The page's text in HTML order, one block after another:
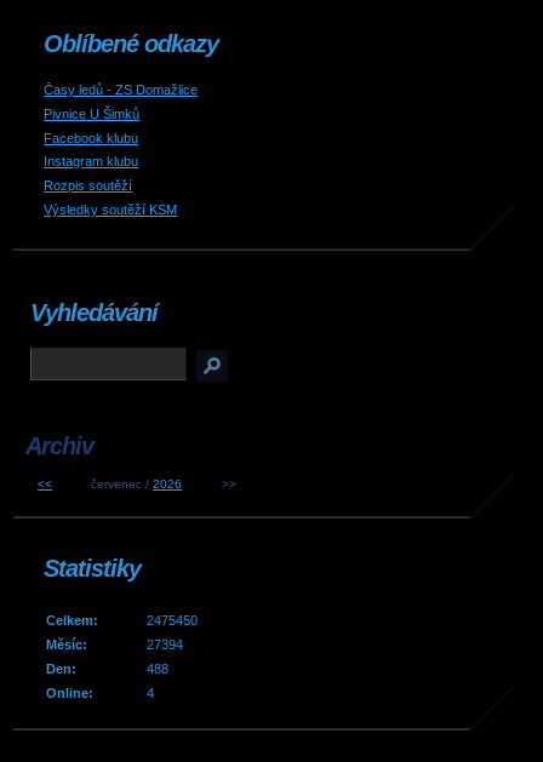
Oblíbené odkazy
Časy ledů - ZS Domažlice
Pivnice U Šimků
Facebook klubu
Instagram klubu
Rozpis soutěží
Výsledky soutěží KSM
Vyhledávání
Archiv
<< červenec /2026 >>
Statistiky
Online: 4
Celkem:
2475450
Měsíc:
27394
Den:
488